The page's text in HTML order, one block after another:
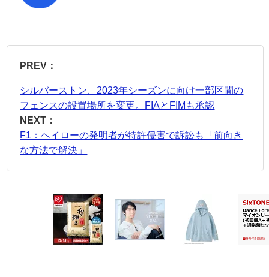
PREV：
シルバーストン、2023年シーズンに向け一部区間の
フェンスの設置場所を変更。FIAとFIMも承認
NEXT：
F1：ヘイローの発明者が特許侵害で訴訟も「前向き
な方法で解決」